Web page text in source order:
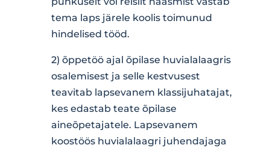
tema laps järele koolis toimunud
hindelised tööd.
2) õppetöö ajal õpilase huvialalaagris
osalemisest ja selle kestvusest
teavitab lapsevanem klassijuhatajat,
kes edastab teate õpilase
aineõpetajatele. Lapsevanem
koostöös huvialalaagri juhendajaga